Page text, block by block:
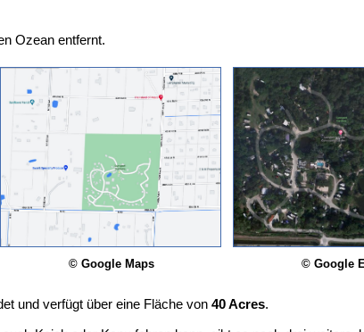
Ozean entfernt.
© Google Maps © Google
und verfügt über eine Fläche von 40 Acres.